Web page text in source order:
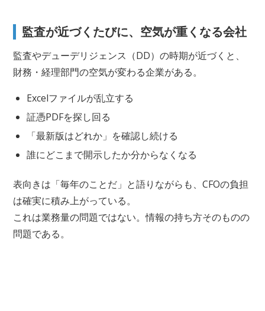
監査が近づくたびに、空気が重くなる会社
監査やデューデリジェンス（DD）の時期が近づくと、
財務・経理部門の空気が変わる企業がある。
Excelファイルが乱立する
証憑PDFを探し回る
「最新版はどれか」を確認し続ける
誰にどこまで開示したか分からなくなる
表向きは「毎年のことだ」と語りながらも、CFOの負担
は確実に積み上がっている。
これは業務量の問題ではない。情報の持ち方そのものの
問題である。